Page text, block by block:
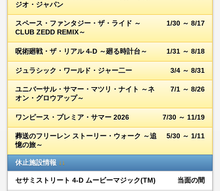
ジオ・ジャパン
スペース・ファンタジー・ザ・ライド ～
CLUB ZEDD REMIX～
1/30 ～ 8/17
呪術廻戦・ザ・リアル 4-D ～廻る時計台～ 1/31 ～ 8/18
ジュラシック・ワールド・ジャー二ー 3/4 ～ 8/31
ユニバーサル・サマー・マツリ・ナイト ～ネ
オン・グロウアップ～
7/1 ～ 8/26
ワンピース・プレミア・サマー 2026 7/30 ～ 11/19
葬送のフリーレン ストーリー・ウォーク ～追
憶の旅～
5/30 ～ 1/11
休止施設情報 ↓↓
セサミストリート 4-D ムービーマジック(TM) 当面の間